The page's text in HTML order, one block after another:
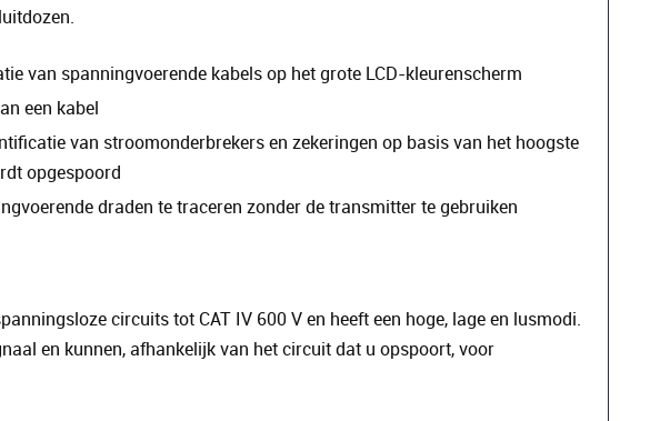
van spanningvoerende kabels op het grote LCD-kleurenscherm
een kabel
van stroomonderbrekers en zekeringen op basis van het hoogste
opgespoord
draden te traceren zonder de transmitter te gebruiken
circuits tot CAT IV 600 V en heeft een hoge, lage en lusmodi.
en kunnen, afhankelijk van het circuit dat u opspoort, voor